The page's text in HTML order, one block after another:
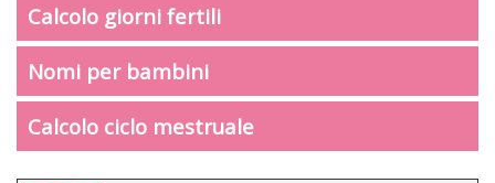
Calcolo giorni fertili
Nomi per bambini
Calcolo ciclo mestruale